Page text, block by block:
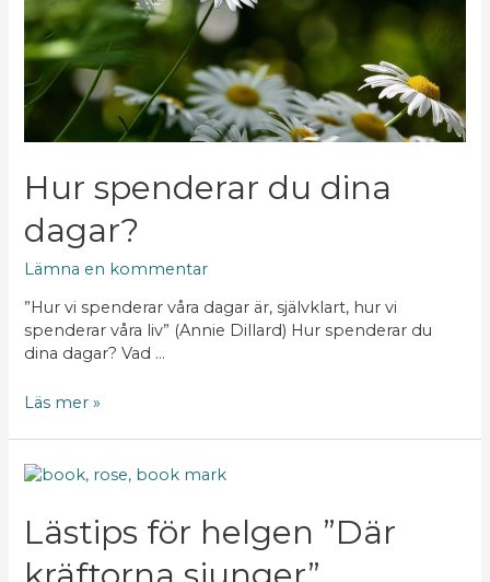
Hur spenderar du dina
dagar?
Lämna en kommentar
”Hur vi spenderar våra dagar är, självklart, hur vi
spenderar våra liv” (Annie Dillard) Hur spenderar du
dina dagar? Vad …
Läs mer »
Lästips för helgen ”Där
Lästips
helgen
”Där
kräftorna